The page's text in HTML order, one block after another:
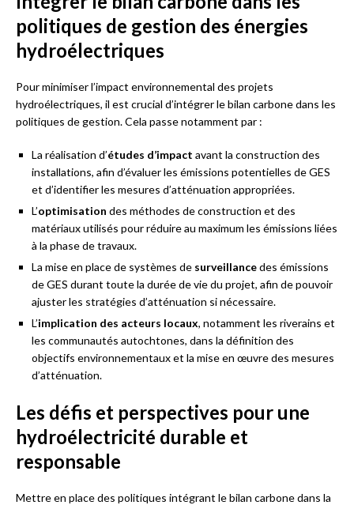
politiques de gestion des énergies
hydroélectriques
Pour minimiser l’impact environnemental des projets
hydroélectriques, il est crucial d’intégrer le bilan carbone dans les
politiques de gestion. Cela passe notamment par :
La réalisation d’études d’impact avant la construction des
installations, afin d’évaluer les émissions potentielles de GES
et d’identifier les mesures d’atténuation appropriées.
L’optimisation des méthodes de construction et des
matériaux utilisés pour réduire au maximum les émissions liées
à la phase de travaux.
La mise en place de systèmes de surveillancedes émissions
de GES durant toute la durée de vie du projet, afin de pouvoir
ajuster les stratégies d’atténuation si nécessaire.
L’implication des acteurs locaux, notamment les riverains et
les communautés autochtones, dans la définition des
objectifs environnementaux et la mise en œuvre des mesures
d’atténuation.
Les défis et perspectives pour une
hydroélectricité durable et
responsable
Mettre en place des politiques intégrant le bilan carbone dans la